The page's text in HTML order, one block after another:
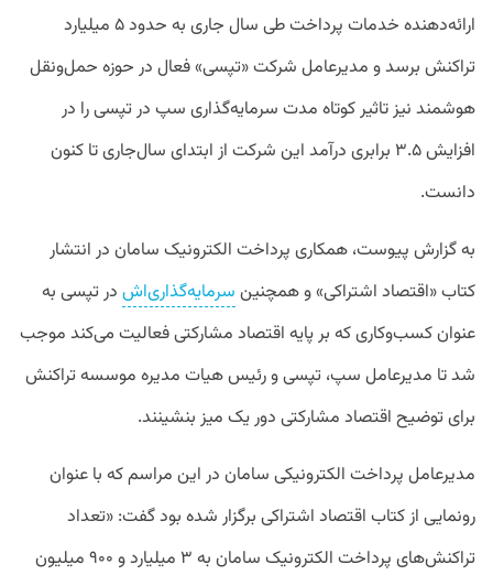
ارائه‌دهنده خدمات پرداخت طی سال جاری به حدود ۵ میلیارد
تراکنش برسد و مدیرعامل شرکت «تپسی» فعال در حوزه حمل‌ونقل
هوشمند نیز تاثیر کوتاه مدت سرمایه‌گذاری سپ در تپسی را در
افزایش ۳.۵ برابری درآمد این شرکت از ابتدای سال‌جاری تا کنون
دانست.
به گزارش پیوست، همکاری پرداخت الکترونیک سامان در انتشار
کتاب «اقتصاد اشتراکی» و همچنین سرمایه‌گذاری‌اش در تپسی به
عنوان کسب‌وکاری که بر پایه اقتصاد مشارکتی فعالیت می‌کند موجب
شد تا مدیرعامل سپ، تپسی و رئیس هیات مدیره موسسه تراکنش
برای توضیح اقتصاد مشارکتی دور یک میز بنشینند.
مدیرعامل پرداخت الکترونیکی سامان در این مراسم که با عنوان
رونمایی از کتاب اقتصاد اشتراکی برگزار شده بود گفت: «تعداد
تراکنش‌های پرداخت الکترونیک سامان به ۳ میلیارد و ۹۰۰ میلیون